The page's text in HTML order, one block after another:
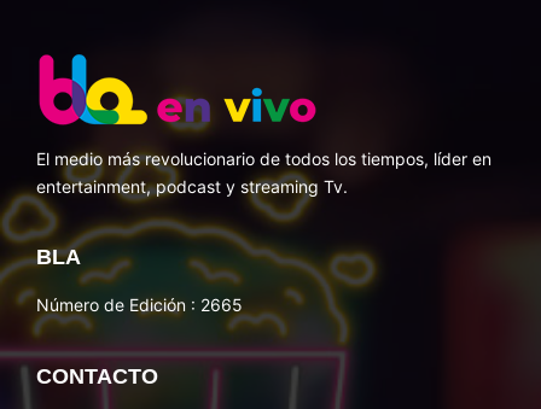
El medio más revolucionario de todos los tiempos, líder en
entertainment, podcast y streaming Tv.
BLA
Número de Edición : 2665
CONTACTO